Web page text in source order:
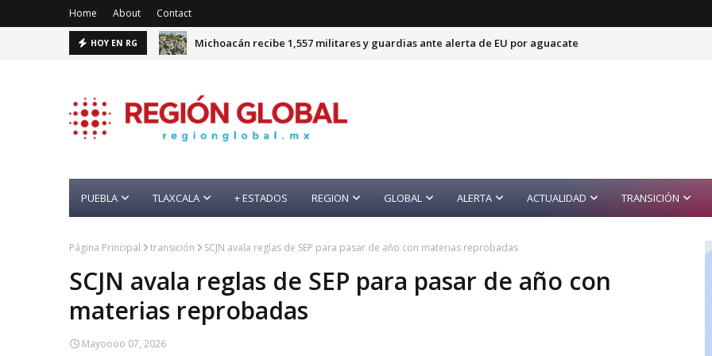
Home About Contact
HOY EN RG Michoacán recibe 1,557 militares y guardias ante alerta de EU por aguacate
PUEBLA TLAXCALA + ESTADOS REGION GLOBAL ALERTA ACTUALIDAD TRANSICIÓN
Página Principal transición SCJN avala reglas de SEP para pasar de año con materias reprobadas
SCJN avala reglas de SEP para pasar de año con
materias reprobadas
Mayoooo 07, 2026